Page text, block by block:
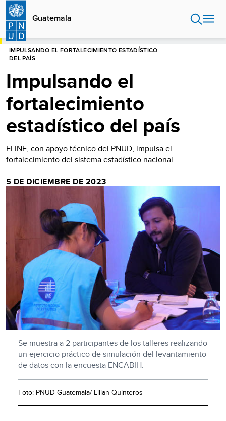
Pasar
contenido
principal
Guatemala
HOME
IMPULSANDO EL FORTALECIMIENTO ESTADÍSTICO
DEL PAÍS
Impulsando el
fortalecimiento
estadístico del país
El INE, con apoyo técnico del PNUD, impulsa el
fortalecimiento del sistema estadístico nacional.
5 DE DICIEMBRE DE 2023
Se muestra a 2 participantes de los talleres realizando
un ejercicio práctico de simulación del levantamiento
de datos con la encuesta ENCABIH.
Foto: PNUD Guatemala/ Lilian Quinteros